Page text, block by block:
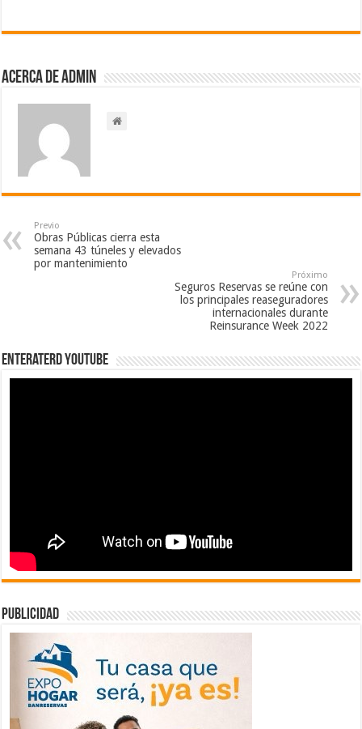
Acerca de admin
Previo
Obras Públicas cierra esta
semana 43 túneles y elevados
por mantenimiento
Próximo
Seguros Reservas se reúne con
los principales reaseguradores
internacionales durante
Reinsurance Week 2022
EnterateRD YOUTUBE
publicidad